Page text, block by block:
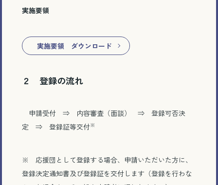
実施要領
実施要領 ダウンロード
２ 登録の流れ
申請受付 ⇒ 内容審査（面談） ⇒ 登録可否決
定 ⇒ 登録証等交付※
※ 応援団として登録する場合、申請いただいた方に、
登録決定通知書及び登録証を交付します（登録を行わな